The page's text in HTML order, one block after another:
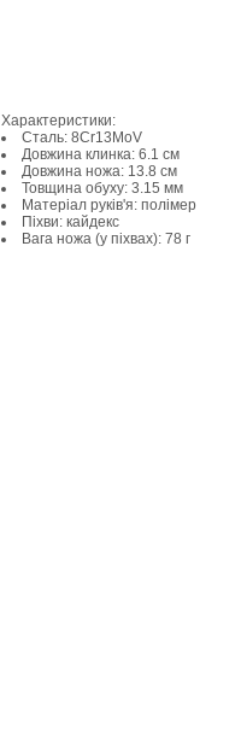
Характеристики:
Сталь: 8Cr13MoV
Довжина клинка: 6.1 см
Довжина ножа: 13.8 см
Товщина обуху: 3.15 мм
Матеріал руків'я: полімер
Піхви: кайдекс
Вага ножа (у піхвах): 78 г